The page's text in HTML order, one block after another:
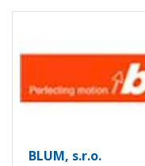
BLUM, s.r.o.